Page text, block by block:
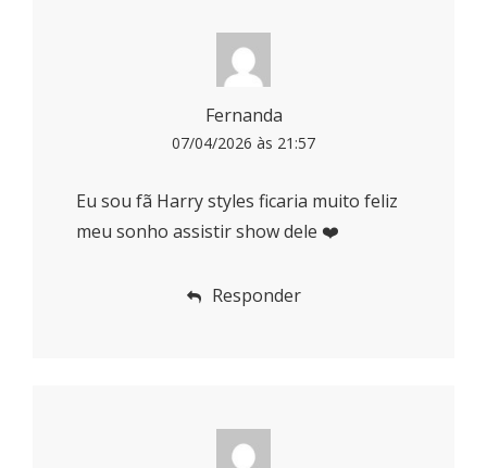
Fernanda
07/04/2026 às 21:57
Eu sou fã Harry styles ficaria muito feliz
meu sonho assistir show dele ❤️
Responder